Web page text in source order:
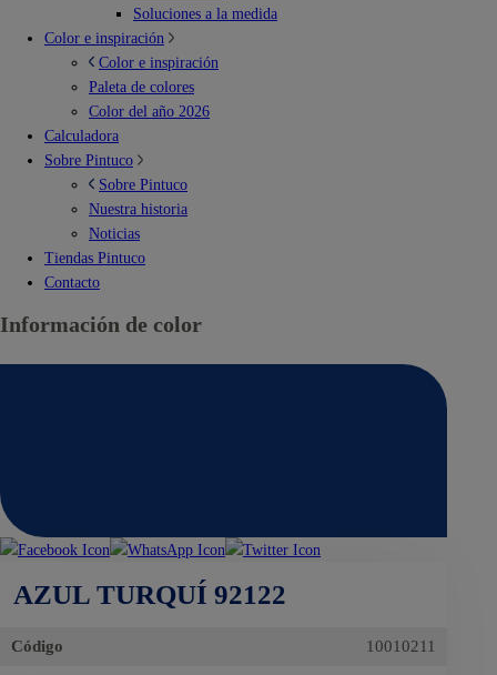
Soluciones a la medida
Color e inspiración
Color e inspiración
Paleta de colores
Color del año 2026
Calculadora
Sobre Pintuco
Sobre Pintuco
Nuestra historia
Noticias
Tiendas Pintuco
Contacto
Información de color
AZUL TURQUÍ 92122
Código 10010211